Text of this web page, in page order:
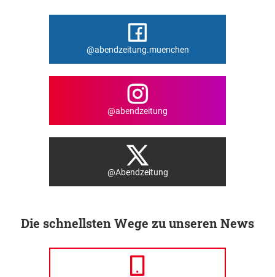
@abendzeitung.muenchen
@abendzeitung
@Abendzeitung
Die schnellsten Wege zu unseren News